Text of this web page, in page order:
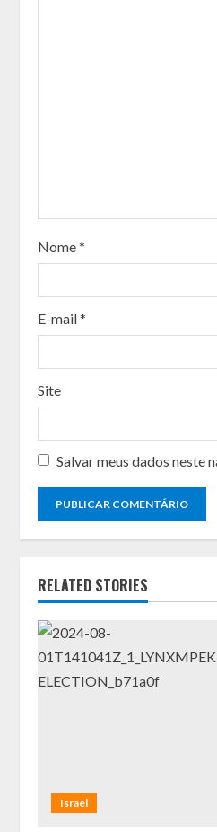
a
d
i
n
g
Nome*
E-mail*
Site
Salvar meus dados neste
RELATED STORIES
Israel